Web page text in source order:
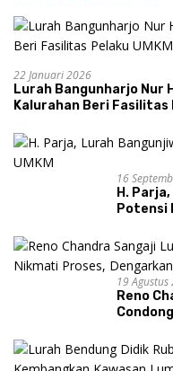
22 Januari 2026
Lurah Bangunharjo Nur
Kalurahan Beri Fasilitas
16
H.
Potensi
19
Reno
dan